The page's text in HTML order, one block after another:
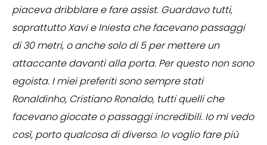
piaceva dribblare e fare assist. Guardavo tutti,
soprattutto Xavi e Iniesta che facevano passaggi
di 30 metri, o anche solo di 5 per mettere un
attaccante davanti alla porta. Per questo non sono
egoista. I miei preferiti sono sempre stati
Ronaldinho, Cristiano Ronaldo, tutti quelli che
facevano giocate o passaggi incredibili. Io mi vedo
così, porto qualcosa di diverso. Io voglio fare più